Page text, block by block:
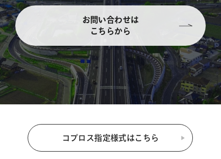
お問い合わせは
こちらから
コプロス指定様式はこちら